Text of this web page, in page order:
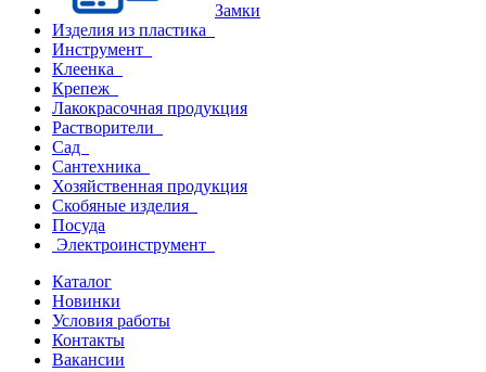
Замки
Изделия из пластика
Инструмент
Клеенка
Крепеж
Лакокрасочная продукция
Растворители
Сад
Сантехника
Хозяйственная продукция
Скобяные изделия
Посуда
Электроинструмент
Каталог
Новинки
Условия работы
Контакты
Вакансии